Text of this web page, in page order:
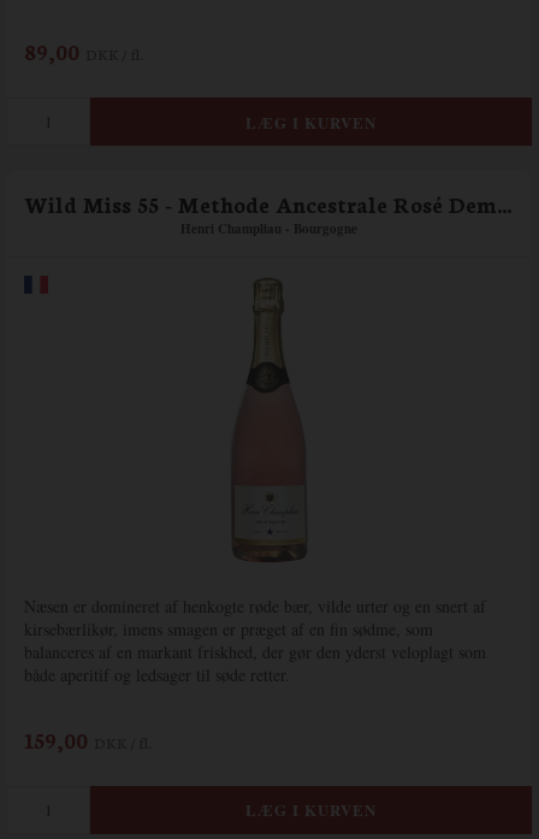
89,00
Wild Miss 55 - Methode Ancestrale Rosé Demi Sec - Henri Champliau
Henri Champliau - Bourgogne
Næsen er domineret af henkogte røde bær, vilde urter og en snert af
kirsebærlikør, imens smagen er præget af en fin sødme, som
balanceres af en markant friskhed, der gør den yderst veloplagt som
både aperitif og ledsager til søde retter.
159,00